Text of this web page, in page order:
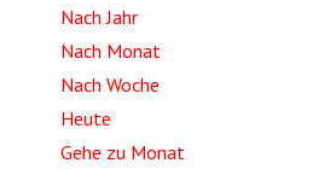
Nach Jahr
Nach Monat
Nach Woche
Heute
Gehe zu Monat